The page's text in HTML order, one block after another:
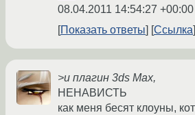
08.04.2011 14:54:27 +00:00
Показать ответы
Ссылка
>и плагин 3ds Max,
НЕНАВИСТЬ
как меня бесят клоуны,